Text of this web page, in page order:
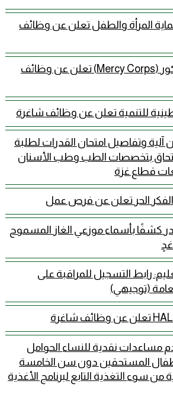
المرأة والطفل تعلن عن وظائف
منظمة ميرسي كور (Mercy Corps) تعلن عن وظائف
للتنمية تعلن عن وظائف شاغرة
آلية وتفاصيل امتحان القدرات لطلبة
بتخصصات الطب وطب الأسنان
قطاع غزة
الحر تعلن عن فرص عمل
كشفًا بأسماء موزعي الغاز المسموح
رابط التسجيل للمراقبة على
(توجيهي)
مساعدات نقدية للنساء الحوامل
المستحقين دون سن الخامسة
من سوء التغذية التابع لبرنامج الأغذية